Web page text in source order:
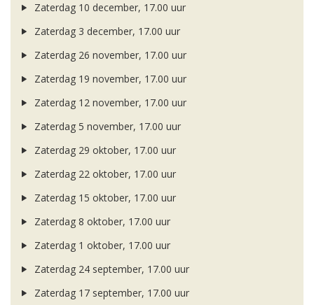
Zaterdag 10 december, 17.00 uur
Zaterdag 3 december, 17.00 uur
Zaterdag 26 november, 17.00 uur
Zaterdag 19 november, 17.00 uur
Zaterdag 12 november, 17.00 uur
Zaterdag 5 november, 17.00 uur
Zaterdag 29 oktober, 17.00 uur
Zaterdag 22 oktober, 17.00 uur
Zaterdag 15 oktober, 17.00 uur
Zaterdag 8 oktober, 17.00 uur
Zaterdag 1 oktober, 17.00 uur
Zaterdag 24 september, 17.00 uur
Zaterdag 17 september, 17.00 uur